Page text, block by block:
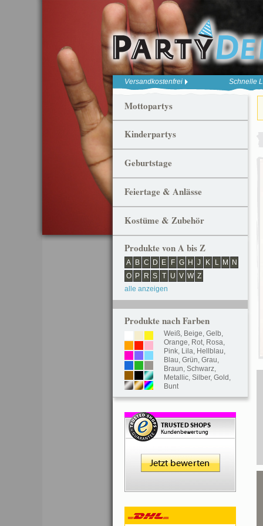
Versandkostenfrei Schnelle
Mottopartys
Kinderpartys
Geburtstage
Feiertage & Anlässe
Kostüme & Zubehör
Produkte von A bis Z
A B C D E F G H J K L M
N
O
P R S T U V W Z
alle anzeigen
Produkte nach Farben
Weiß, Beige, Gelb,
Orange, Rot, Rosa,
Pink, Lila, Hellblau,
Blau, Grün, Grau,
Braun, Schwarz,
Metallic, Silber, Gold ,
Bunt